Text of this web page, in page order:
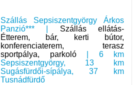
Szállás Sepsiszentgyörgy Árkos
Panzió*** | Szállás ellátás-
Étterem, bár, kerti bútor,
konferenciaterem, terasz
sportpálya, parkoló| 6 km
Sepsiszentgyörgy, 13 km
Sugásfürdői-sípálya, 37 km
Tusnádfürdő